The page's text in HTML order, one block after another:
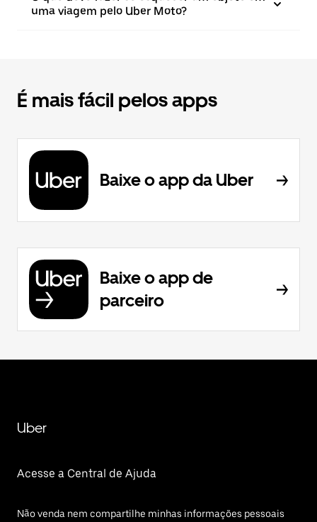
uma viagem pelo Uber Moto?
É mais fácil pelos apps
Baixe o app da Uber
Baixe o app de
parceiro
Uber
Acesse a Central de Ajuda
Não venda nem compartilhe minhas informações pessoais